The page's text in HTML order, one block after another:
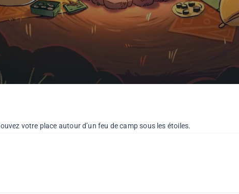
votre place autour d’un feu de camp sous les étoiles.